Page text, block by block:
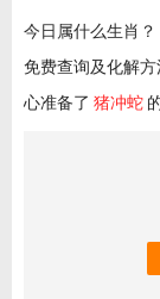
今日属什么生肖？
免费查询及化解
心准备了 猪冲蛇